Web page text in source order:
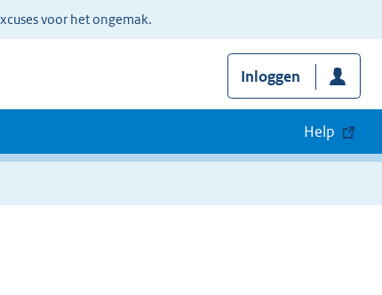
voor het ongemak.
Inloggen
Help